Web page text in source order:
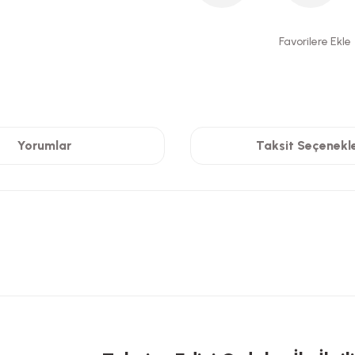
Yorumlar Taksit